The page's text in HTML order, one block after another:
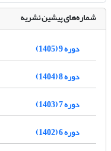
شماره‌های پیشین نشریه
دوره 9 (1405)
دوره 8 (1404)
دوره 7 (1403)
دوره 6 (1402)